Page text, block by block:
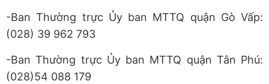
-Ban Thường trực Ủy ban MTTQ quận Gò Vấp:
(028) 39 962 793
-Ban Thường trực Ủy ban MTTQ quận Tân Phú:
(028)54 088 179